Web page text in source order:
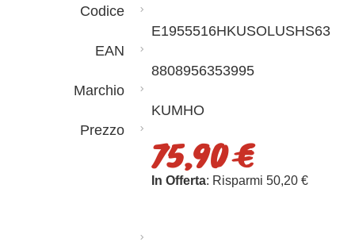
Codice
E1955516HKUSOLUSHS63
EAN
8808956353995
Marchio
KUMHO
Prezzo
75,90 €
In Offerta: Risparmi 50,20 €